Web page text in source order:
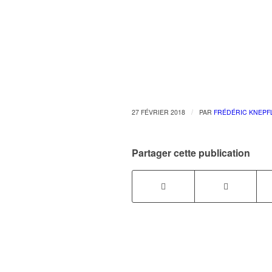
27 FÉVRIER 2018 / PAR FRÉDÉRIC
Partager cette publication